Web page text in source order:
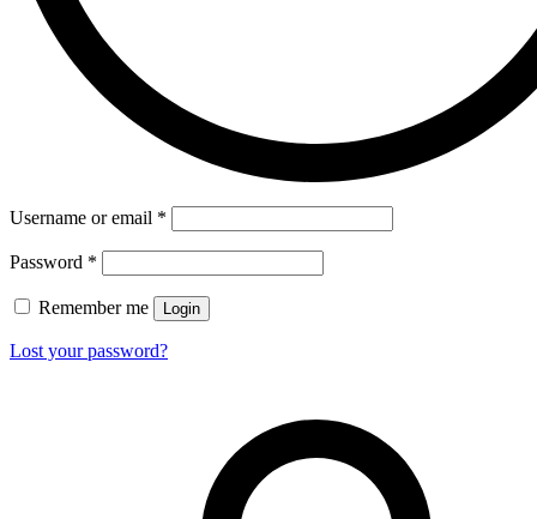
Username or email *
Password *
Remember me Login
Lost your password?